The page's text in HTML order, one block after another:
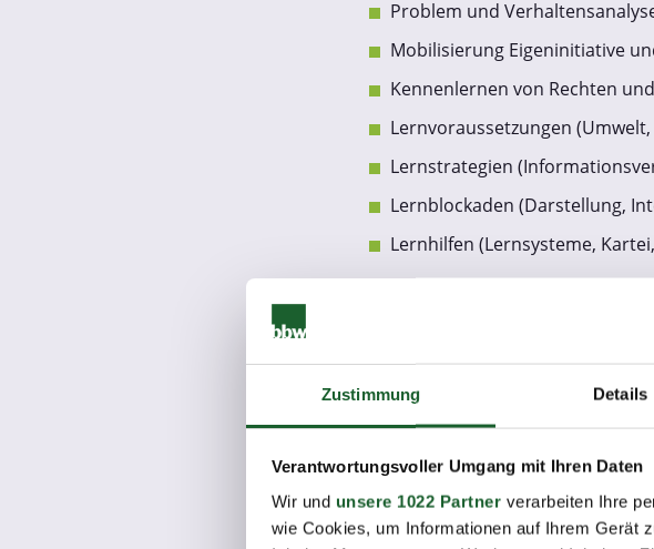
Zustimmung Details
Verantwortungsvoller Umgang mit Ihren Daten
Wir und unsere 1022 Partner verarbeiten Ihre
wie Cookies, um Informationen auf Ihrem Gerät
Problem und
Mobilisierung Eigeninitiative
Kennenlernen von Rechten
Lernvoraussetzungen
Lernstrategien
Lernblockaden (Darstellung,
Lernhilfen (Lernsysteme,
Herausstellung von Stärken
Hilfe zur Selbsthilfe im
Feststellung, Erfolge
Positive persönliche